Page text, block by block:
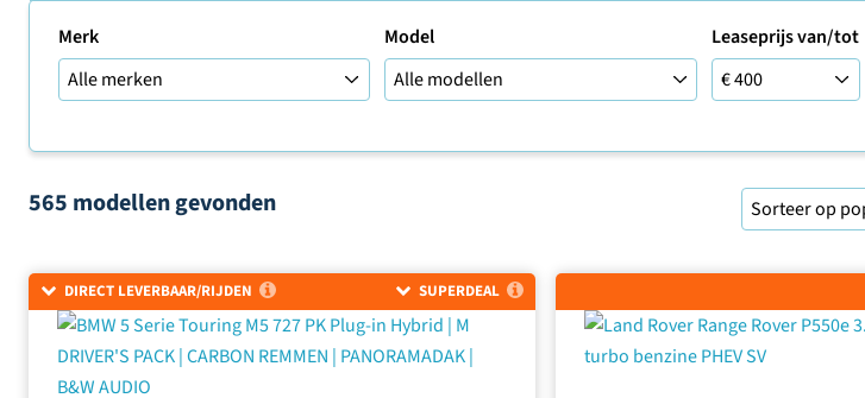
Merk Model
Leaseprijs van/tot
Leaseprijs van/tot
565 modellengevonden
DIRECT LEVERBAAR/RIJDEN SUPERDEAL